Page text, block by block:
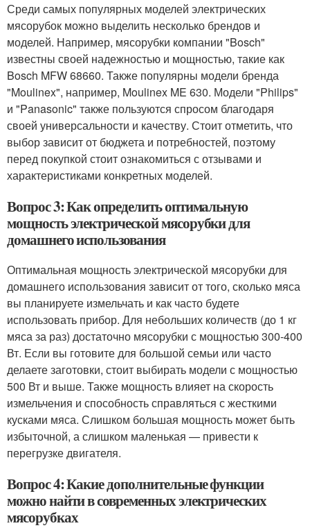
Среди самых популярных моделей электрических
мясорубок можно выделить несколько брендов и
моделей. Например, мясорубки компании "Bosch"
известны своей надежностью и мощностью, такие как
Bosch MFW 68660. Также популярны модели бренда
"Moulinex", например, Moulinex ME 630. Модели "Philips"
и "Panasonic" также пользуются спросом благодаря
своей универсальности и качеству. Стоит отметить, что
выбор зависит от бюджета и потребностей, поэтому
перед покупкой стоит ознакомиться с отзывами и
характеристиками конкретных моделей.
Вопрос 3: Как определить оптимальную
мощность электрической мясорубки для
домашнего использования
Оптимальная мощность электрической мясорубки для
домашнего использования зависит от того, сколько мяса
вы планируете измельчать и как часто будете
использовать прибор. Для небольших количеств (до 1 кг
мяса за раз) достаточно мясорубки с мощностью 300-400
Вт. Если вы готовите для большой семьи или часто
делаете заготовки, стоит выбирать модели с мощностью
500 Вт и выше. Также мощность влияет на скорость
измельчения и способность справляться с жесткими
кусками мяса. Слишком большая мощность может быть
избыточной, а слишком маленькая — привести к
перегрузке двигателя.
Вопрос 4: Какие дополнительные функции
можно найти в современных электрических
мясорубках